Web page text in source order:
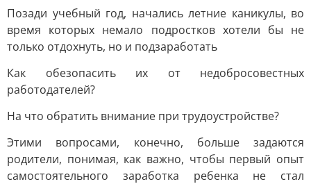
Позади учебный год, начались летние каникулы, во
время которых немало подростков хотели бы не
только отдохнуть, но и подзаработать
Как обезопасить их от недобросовестных
работодателей?
На что обратить внимание при трудоустройстве?
Этими вопросами, конечно, больше задаются
родители, понимая, как важно, чтобы первый опыт
самостоятельного заработка ребенка не стал